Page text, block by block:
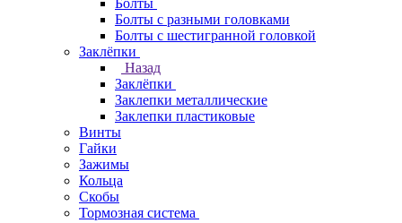
Болты
Болты с разными головками
Болты с шестигранной головкой
Заклёпки
Назад
Заклёпки
Заклепки металлические
Заклепки пластиковые
Винты
Гайки
Зажимы
Кольца
Скобы
Тормозная система